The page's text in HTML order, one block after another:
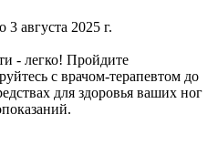
августа 2025 г.
- легко! Пройдите
с врачом-терапевтом до
для здоровья ваших ног